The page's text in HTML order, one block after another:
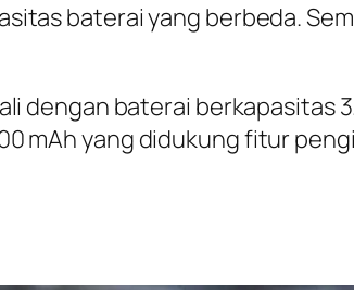
baterai yang berbeda.
dengan baterai berkapasitas
mAh yang didukung fitur